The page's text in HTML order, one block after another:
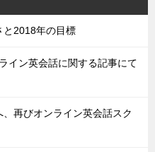
と2018年の目標
イン英会話に関する記事にて
再びオンライン英会話スク